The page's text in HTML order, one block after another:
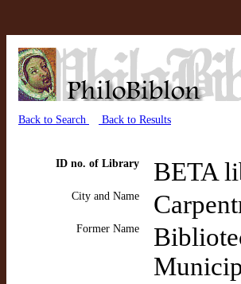
Back to Search Back to Results
ID no. of Library BETA
City and Name
Former Name